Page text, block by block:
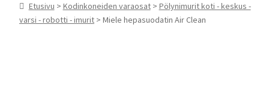
tason
Ota yhteyttä
Etusivu > Kodinkoneiden varaosat> Pölynimurit koti - keskus -
varsi - robotti - imurit > Miele hepasuodatin Air Clean